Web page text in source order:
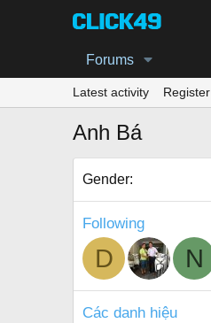
Forums
Latest activity Register
Anh Bá
Gender
Following
D N
Các danh hiệu